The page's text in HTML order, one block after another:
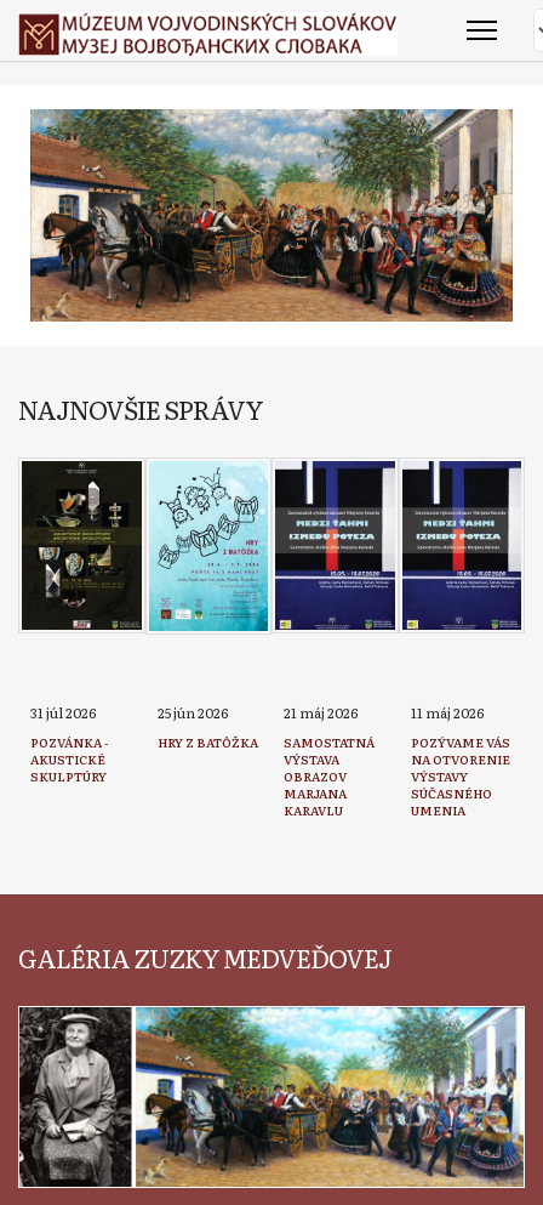
NAJNOVŠIE SPRÁVY
31 júl 2026
POZVÁNKA -
AKUSTICKÉ
SKULPTÚRY
25 jún 2026
HRY Z BATÔŽKA
21 máj 2026
SAMOSTATNÁ
VÝSTAVA
OBRAZOV
MARJANA
KARAVLU
11 máj 2026
POZÝVAME VÁS
NA OTVORENIE
VÝSTAVY
SÚČASNÉHO
UMENIA
GALÉRIA ZUZKY MEDVEĎOVEJ